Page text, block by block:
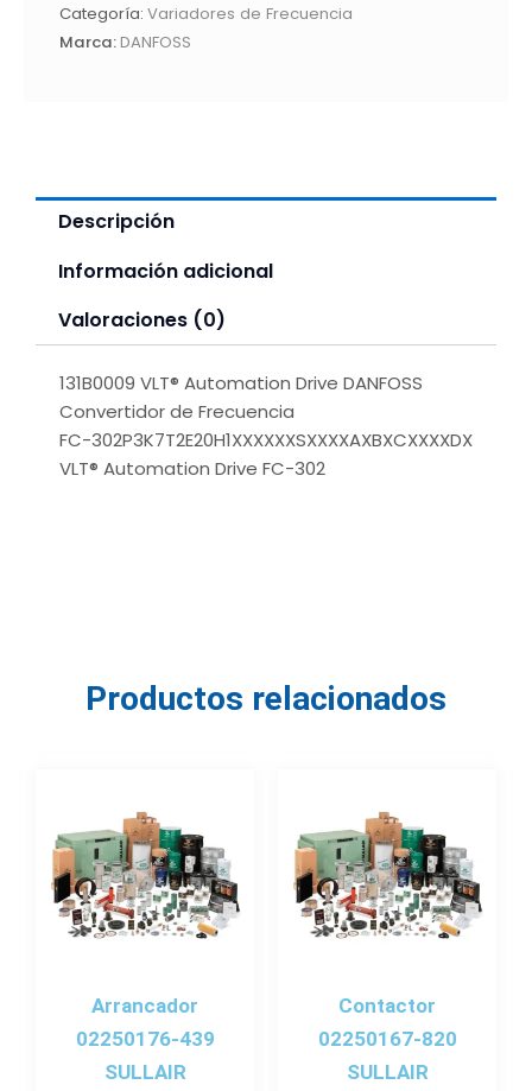
Categoría: Variadores de Frecuencia
Marca:DANFOSS
Descripción
Información adicional
Valoraciones (0)
131B0009 VLT® Automation Drive DANFOSS
Convertidor de Frecuencia
FC-302P3K7T2E20H1XXXXXXSXXXXAXBXCXXXXDX
VLT® Automation Drive FC-302
Productos relacionados
Arrancador
02250176-439
SULLAIR
Contactor
02250167-820
SULLAIR